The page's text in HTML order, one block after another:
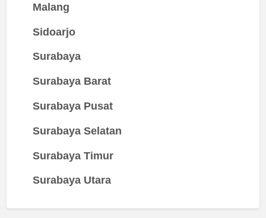
Malang
Sidoarjo
Surabaya
Surabaya Barat
Surabaya Pusat
Surabaya Selatan
Surabaya Timur
Surabaya Utara